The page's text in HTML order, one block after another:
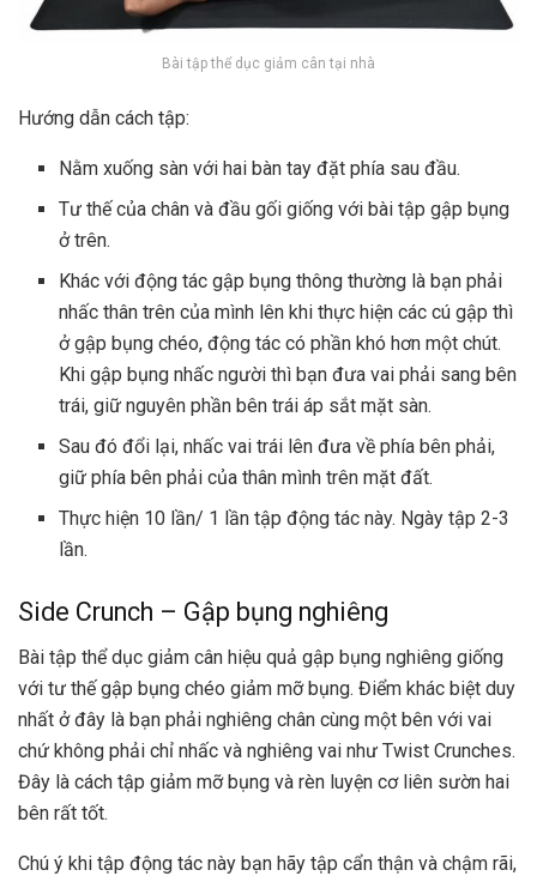
Bài tập thể dục giảm cân tại nhà
Hướng dẫn cách tập:
Nằm xuống sàn với hai bàn tay đặt phía sau đầu.
Tư thế của chân và đầu gối giống với bài tập gập bụng
ở trên.
Khác với động tác gập bụng thông thường là bạn phải
nhấc thân trên của mình lên khi thực hiện các cú gập thì
ở gập bụng chéo, động tác có phần khó hơn một chút.
Khi gập bụng nhấc người thì bạn đưa vai phải sang bên
trái, giữ nguyên phần bên trái áp sắt mặt sàn.
Sau đó đổi lại, nhấc vai trái lên đưa về phía bên phải,
giữ phía bên phải của thân mình trên mặt đất.
Thực hiện 10 lần/ 1 lần tập động tác này. Ngày tập 2-3
lần.
Side Crunch – Gập bụng nghiêng
Bài tập thể dục giảm cân hiệu quả gập bụng nghiêng giống
với tư thế gập bụng chéo giảm mỡ bụng. Điểm khác biệt duy
nhất ở đây là bạn phải nghiêng chân cùng một bên với vai
chứ không phải chỉ nhấc và nghiêng vai như Twist Crunches.
Đây là cách tập giảm mỡ bụng và rèn luyện cơ liên sườn hai
bên rất tốt.
Chú ý khi tập động tác này bạn hãy tập cẩn thận và chậm rãi,